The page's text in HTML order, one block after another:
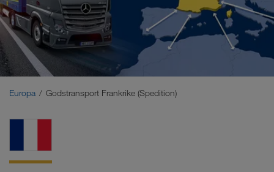
Ryssland
Mellanöstern
Europa Godstransport Frankrike (Spedition)